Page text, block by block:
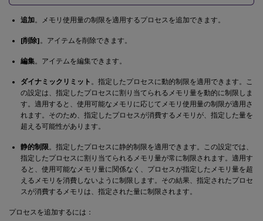
追加。メモリ使用量の制限を適用するプロセスを追加できます。
[削除] 。アイテムを削除できます。
編集。アイテムを編集できます。
ダイナミックリミット 。指定したプロセスに動的制限を適用できます。こ
の設定は、指定したプロセスに割り当てられるメモリ量を動的に制限しま
す。適用すると、使用可能なメモリに応じてメモリ使用量の制限が適用さ
れます。そのため、指定したプロセスが消費するメモリが、指定した量を
超える可能性があります。
静的制限 。指定したプロセスに静的制限を適用できます。この設定では、
指定したプロセスに割り当てられるメモリ量が常に制限されます。適用す
ると、使用可能なメモリ量に関係なく、プロセスが指定したメモリ量を超
えるメモリを消費しないように制限します。その結果、指定されたプロセ
スが消費するメモリは、指定された量に制限されます。
プロセスを追加するには：